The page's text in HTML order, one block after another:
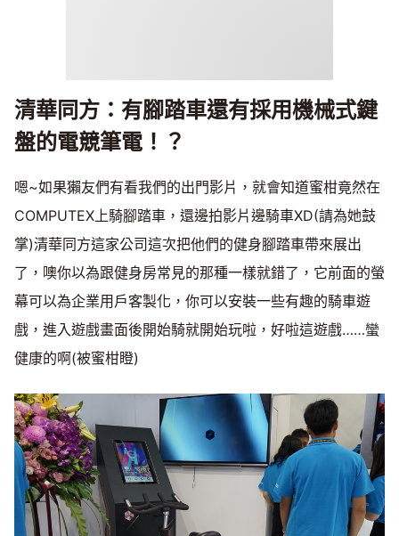
清華同方：有腳踏車還有採用機械式鍵
盤的電競筆電！？
嗯~如果獺友們有看我們的出門影片，就會知道蜜柑竟然在
COMPUTEX上騎腳踏車，還邊拍影片邊騎車XD(請為她鼓
掌)清華同方這家公司這次把他們的健身腳踏車帶來展出
了，噢你以為跟健身房常見的那種一樣就錯了，它前面的螢
幕可以為企業用戶客製化，你可以安裝一些有趣的騎車遊
戲，進入遊戲畫面後開始騎就開始玩啦，好啦這遊戲……蠻
健康的啊(被蜜柑瞪)